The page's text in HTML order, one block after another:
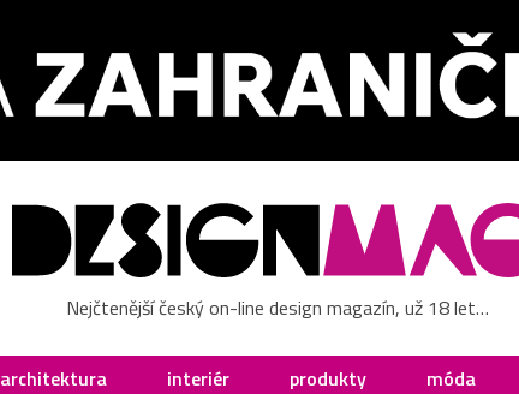
Nejčtenější český on-line design magazín, už 18 let…
architektura interiér produkty móda